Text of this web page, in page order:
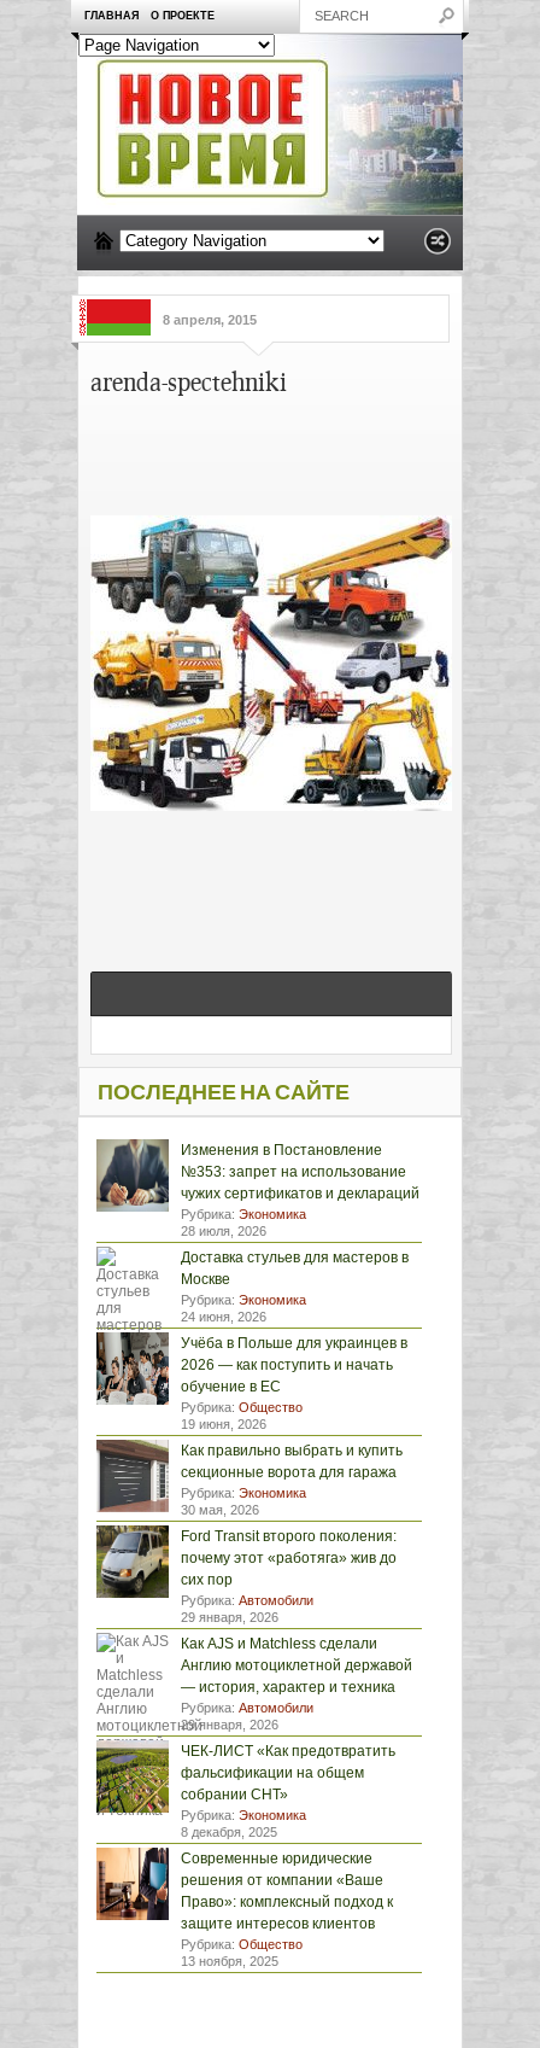
ГЛАВНАЯ О ПРОЕКТЕ
8 апреля, 2015
arenda-spectehniki
ПОСЛЕДНЕЕ НА САЙТЕ
Изменения в Постановление
№353: запрет на использование
чужих сертификатов и деклараций
Рубрика: Экономика
28 июля, 2026
Доставка стульев для мастеров в
Москве
Рубрика: Экономика
24 июня, 2026
Учёба в Польше для украинцев в
2026 — как поступить и начать
обучение в ЕС
Рубрика: Общество
19 июня, 2026
Как правильно выбрать и купить
секционные ворота для гаража
Рубрика: Экономика
30 мая, 2026
Ford Transit второго поколения:
почему этот «работяга» жив до
сих пор
Рубрика: Автомобили
29 января, 2026
Как AJS и Matchless сделали
Англию мотоциклетной державой
— история, характер и техника
Рубрика: Автомобили
29 января, 2026
ЧЕК-ЛИСТ «Как предотвратить
фальсификации на общем
собрании СНТ»
Рубрика: Экономика
8 декабря, 2025
Современные юридические
решения от компании «Ваше
Право»: комплексный подход к
защите интересов клиентов
Рубрика: Общество
13 ноября, 2025